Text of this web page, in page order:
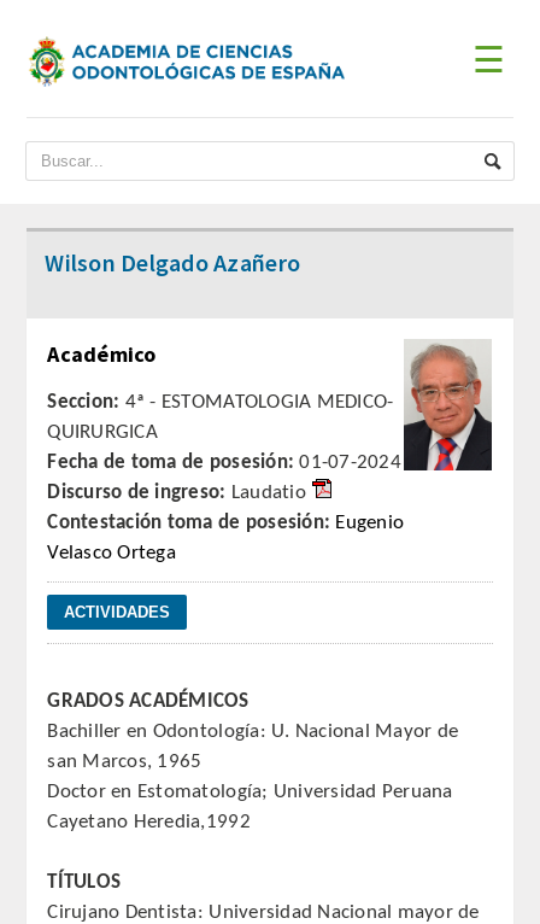
ACADEMIA
BIENVENIDA DEL PRESIDENTE
Historia
Presidentes
JUNTA DE GOBIERNO
ESTATUTOS
REGLAMENTO
SECCIONES
CIENCIAS BASICAS MEDICAS
AFINES A LA ODONTOLOGIA
HUMANIDADES Y CIENCIAS
MEDICO-JURIDICAS
☰
Wilson Delgado Azañero
Académico
Seccion: 4ª - ESTOMATOLOGIA MEDICO-
QUIRURGICA
Fecha de toma de posesión: 01-07-2024
Discurso de ingreso: Laudatio
Contestación toma de posesión: Eugenio
Velasco Ortega
GRADOS ACADÉMICOS
Bachiller en Odontología: U. Nacional Mayor de
san Marcos, 1965
Doctor en Estomatología; Universidad Peruana
Cayetano Heredia,1992
TÍTULOS
Cirujano Dentista: Universidad Nacional mayor de